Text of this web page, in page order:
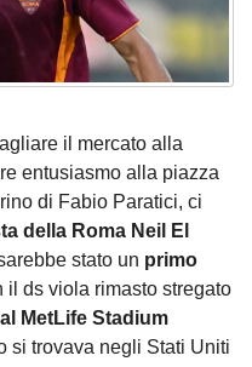
il mercato alla
entusiasmo alla piazza
di Fabio Paratici, ci
della Roma Neil El
stato un primo
il ds viola rimasto stregato
MetLife Stadium
si trovava negli Stati Uniti